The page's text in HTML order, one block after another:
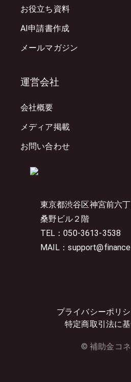
東京都渋谷区神宮前六
桑野ビル２階
TEL：050-3613-3538
MAIL：
プライバシーポリ
特定商取引法に
© 補助金コネ
お役立ち資料
AI申請書作成
メールマガジン
運営会社
会社概要
メディア掲載
お問い合わせ